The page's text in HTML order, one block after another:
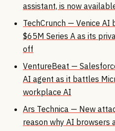
assistant, is now
TechCrunch — Venice AI
$65M Series A as its
off
VentureBeat —
AI agent as it battles
workplace AI
Ars Technica — New
reason why AI browsers